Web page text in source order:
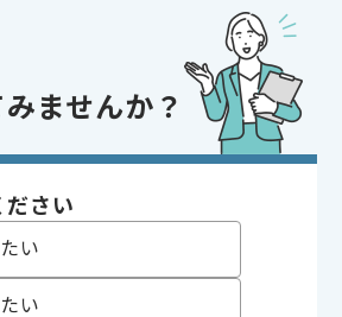
ございます！まずはお気軽にご相談ください！
バ構築
クト , 急募 , BtoC向け , 自社サービスあり ,
ませんか？
ださい
い
い